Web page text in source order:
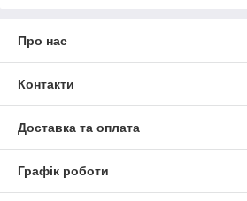
Про нас
Контакти
Доставка та оплата
Графік роботи